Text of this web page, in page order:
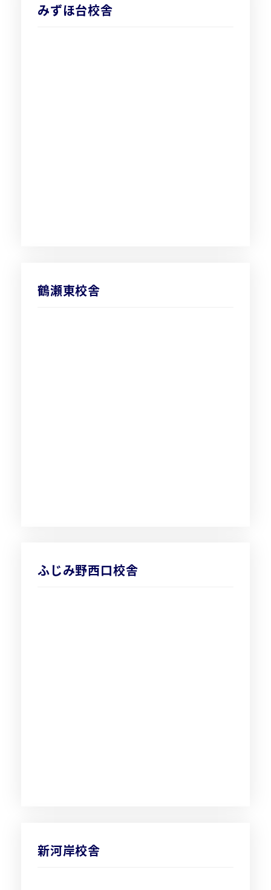
みずほ台校舎
鶴瀬東校舎
ふじみ野西口校舎
新河岸校舎